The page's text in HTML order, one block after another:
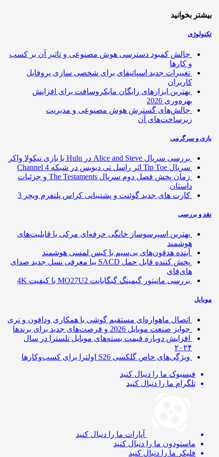
بخوانید
چالش کمبود دسترسی هوش مصنوعی و تاثیر آن بر کسب
و کارها
تغییرات جدید اسپاتیفای برای شخصی سازی پروفایل
کاربران
بهترین ابزارهای رایگان مایکروسافت برای افزایش
بهره‌وری 2026
چالش‌های گسترش هوش مصنوعی و مدیریت
زیرساخت‌های آن
و سرگرمی
بررسی سریال Alice and Steve در Hulu با بازی نیکولا واکر
سریال Tip Toe اثر راسل تی دیویس در شبکه Channel 4
زمان پخش فصل دوم سریال The Testaments و جزئیات
داستان
کارت های جدید گوئنت و پشتیبانی کراس پلتفرم ویچر 3
و بررسی
بهترین اسپرسوساز خانگی حرفه‌ای مرکی با قابلیت‌های
هوشمند
آینده هدفون‌های بی‌سیم با کیس لمسی هوشمند
پخش کننده قابل حمل SACD یبا معرفی نسل جدید صدای
های‌فای
بررسی مانیتور گیمینگ گیگابایت MO27U2 با کیفیت 4K
اتصال ماهواره‌ای مستقیم گوشی‌ با همکاری ودافون و تری
جوایز صنعت موبایل 2026 و فرصت‌های جدید برای برندها
افزایش دوباره قیمت بسته‌های موبایل تلسترا در سال
۲۰۲۴
ویژگی‌های خاص گلکسی S26 اولترا برای کسب‌وکارها
فیسبوک ما را دنبال کنید
تلگرام ما را دنبال کنید
آپارات ما را دنبال کنید
ماستودون ما را دنبال کنید
فلیکر ما را دنبال کنید